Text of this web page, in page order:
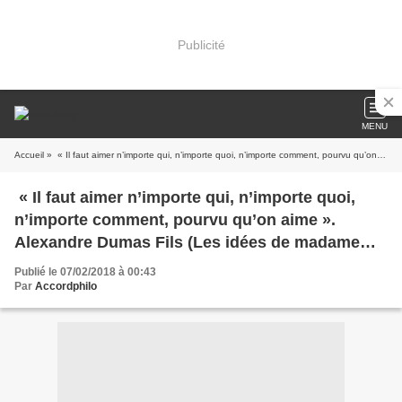
Publicité
MENU
Accueil » « Il faut aimer n’importe qui, n’importe quoi, n’importe comment, pourvu qu’on aime ». Alexandre Dumas Fils (Les idées de madame d’Aubray, 1867)
« Il faut aimer n’importe qui, n’importe quoi,
n’importe comment, pourvu qu’on aime ».
Alexandre Dumas Fils (Les idées de madame
d’Aubray, 1867)
Publié le 07/02/2018 à 00:43
Par Accordphilo